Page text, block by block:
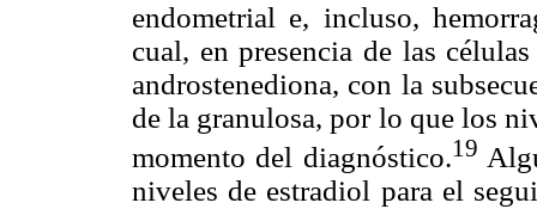
endometrial e, incluso,
cual, en presencia de las
androstenediona, con la
de la granulosa, por lo que los
momento del diagnóstico.19
niveles de estradiol para el